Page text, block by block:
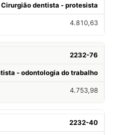
Cirurgião dentista - protesista
4.810,63
2232-76
- odontologia do trabalho
4.753,98
2232-40